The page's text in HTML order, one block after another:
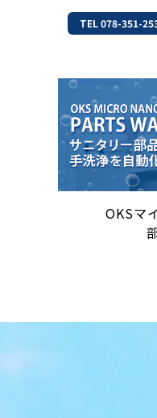
TEL 078-351-
OKSマ